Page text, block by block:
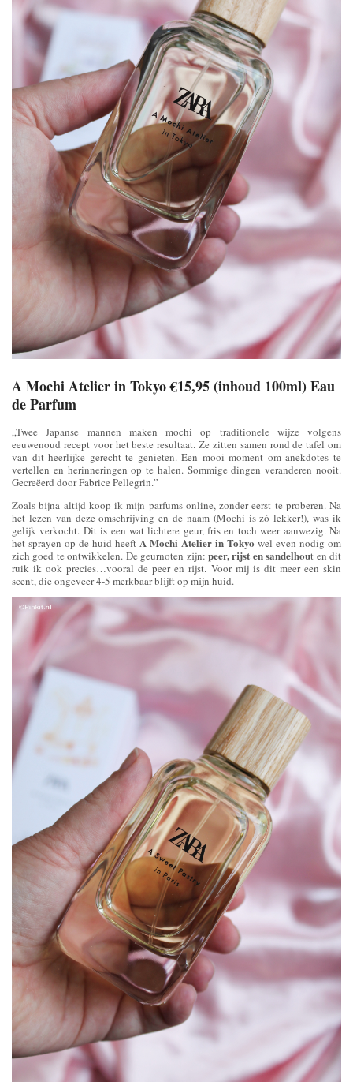
A Mochi Atelier in Tokyo €15,95 (inhoud 100ml) Eau
de Parfum
„Twee Japanse mannen maken mochi op traditionele wijze volgens
eeuwenoud recept voor het beste resultaat. Ze zitten samen rond de tafel om
van dit heerlijke gerecht te genieten. Een mooi moment om anekdotes te
vertellen en herinneringen op te halen. Sommige dingen veranderen nooit.
Gecreëerd door Fabrice Pellegrin.”
Zoals bijna altijd koop ik mijn parfums online, zonder eerst te proberen. Na
het lezen van deze omschrijving en de naam (Mochi is zó lekker!), was ik
gelijk verkocht. Dit is een wat lichtere geur, fris en toch weer aanwezig. Na
het sprayen op de huid heeft A Mochi Atelier in Tokyo wel even nodig om
zich goed te ontwikkelen. De geurnoten zijn: peer, rijst en sandelhout en dit
ruik ik ook precies…vooral de peer en rijst. Voor mij is dit meer een skin
scent, die ongeveer 4-5 merkbaar blijft op mijn huid.